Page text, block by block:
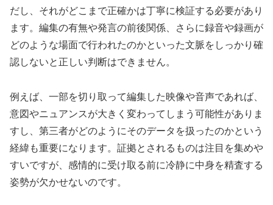
だし、それがどこまで正確かは丁寧に検証する必要があり
ます。編集の有無や発言の前後関係、さらに録音や録画が
どのような場面で行われたのかといった文脈をしっかり確
認しないと正しい判断はできません。
例えば、一部を切り取って編集した映像や音声であれば、
意図やニュアンスが大きく変わってしまう可能性がありま
すし、第三者がどのようにそのデータを扱ったのかという
経緯も重要になります。証拠とされるものは注目を集めや
すいですが、感情的に受け取る前に冷静に中身を精査する
姿勢が欠かせないのです。